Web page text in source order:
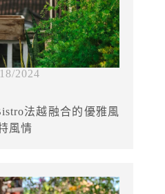
2024
法越融合的優雅風
風情